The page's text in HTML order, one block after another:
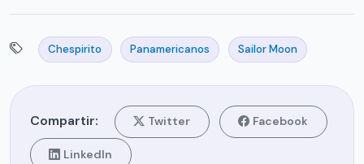
Chespirito Panamericanos Sailor Moon
Compartir: Twitter Facebook
LinkedIn